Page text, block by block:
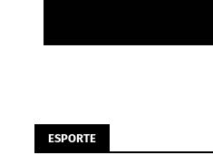
ESPORTE